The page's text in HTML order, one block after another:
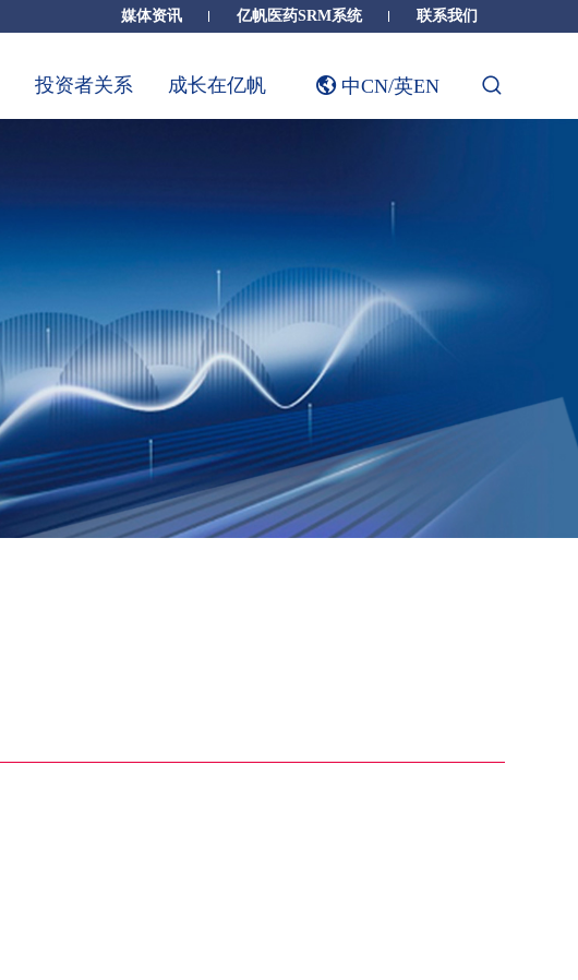
媒体资讯 亿帆医药SRM系统 联系我们
中CN/英EN
投资者关系 成长在亿帆